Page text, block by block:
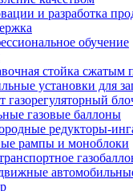
и разработка
обучение
стойка
установки для
газорегуляторный
газовые баллоны
редукторы-
рампы и моноблоки